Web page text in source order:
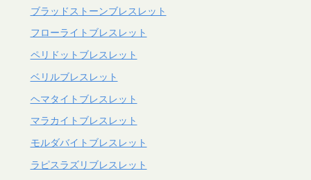
ブラッドストーンブレスレット
フローライトブレスレット
ペリドットブレスレット
ベリルブレスレット
ヘマタイトブレスレット
マラカイトブレスレット
モルダバイトブレスレット
ラピスラズリブレスレット